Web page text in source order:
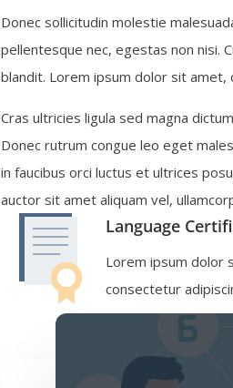
Donec sollicitudin molestie
pellentesque nec, egestas non nisi.
blandit. Lorem ipsum dolor sit amet,
Cras ultricies ligula sed magna
Donec rutrum congue leo eget
in faucibus orci luctus et ultrices
auctor sit amet aliquam vel,
Language
Lorem ipsum dolor
consectetur